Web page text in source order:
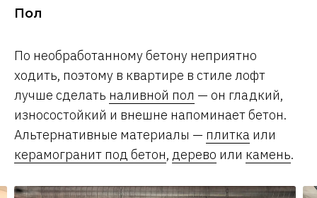
Пол
По необработанному бетону неприятно
ходить, поэтому в квартире в стиле лофт
лучше сделать наливной пол — он гладкий,
износостойкий и внешне напоминает бетон.
Альтернативные материалы — плитка или
керамогранит под бетон, дерево или камень.